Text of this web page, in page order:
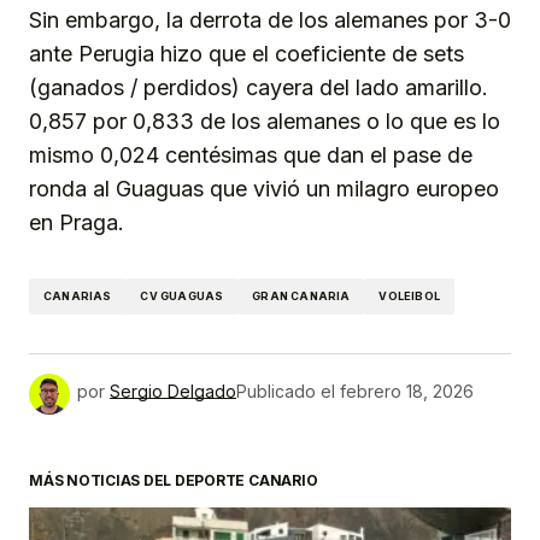
Sin embargo, la derrota de los alemanes por 3-0
ante Perugia hizo que el coeficiente de sets
(ganados / perdidos) cayera del lado amarillo.
0,857 por 0,833 de los alemanes o lo que es lo
mismo 0,024 centésimas que dan el pase de
ronda al Guaguas que vivió un milagro europeo
en Praga.
CANARIAS CV GUAGUAS GRAN CANARIA VOLEIBOL
por Sergio DelgadoPublicado el febrero 18, 2026
MÁS NOTICIAS DEL DEPORTE CANARIO